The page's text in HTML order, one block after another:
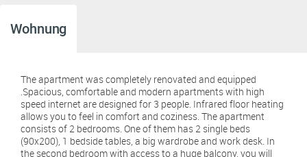
Wohnung
The apartment was completely renovated and equipped
.Spacious, comfortable and modern apartments with high
speed internet are designed for 3 people. Infrared floor heating
allows you to feel in comfort and coziness. The apartment
consists of 2 bedrooms. One of them has 2 single beds
(90x200), 1 bedside tables, a big wardrobe and work desk. In
the second bedroom with access to a huge balcony, you will